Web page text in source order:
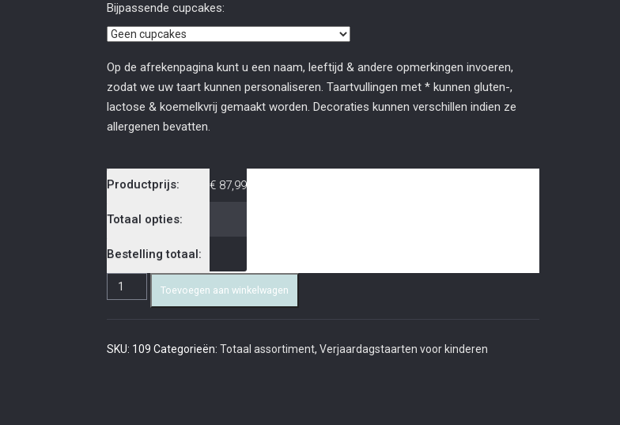
Bijpassende cupcakes:
Op de afrekenpagina kunt u een naam, leeftijd & andere opmerkingen invoeren,
zodat we uw taart kunnen personaliseren. Taartvullingen met * kunnen gluten-,
lactose & koemelkvrij gemaakt worden. Decoraties kunnen verschillen indien ze
allergenen bevatten.
Productprijs: €87,99
Totaal opties:
Bestelling totaal:
Toevoegen aan winkelwagen
SKU: 109 Categorieën: Totaal assortiment, Verjaardagstaarten voor kinderen